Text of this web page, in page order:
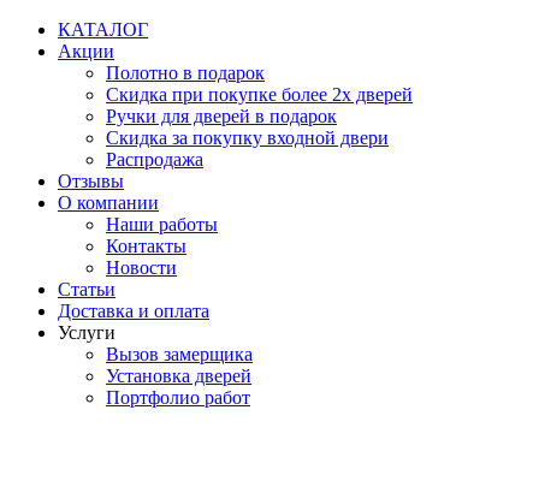
Перейти
содержимому
КАТАЛОГ
Акции
Полотно в подарок
Скидка при покупке более 2х дверей
Ручки для дверей в подарок
Скидка за покупку входной двери
Распродажа
Отзывы
О компании
Наши работы
Контакты
Новости
Статьи
Доставка и оплата
Услуги
Вызов замерщика
Установка дверей
Портфолио работ